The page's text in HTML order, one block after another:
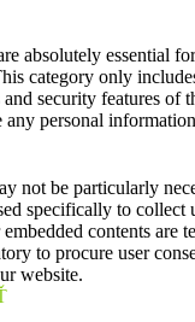
absolutely essential
category only
security features of
any personal
not be particularly
specifically to collect
contents are
to procure user
website.